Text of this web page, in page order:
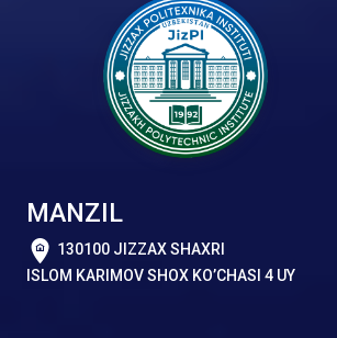
MANZIL
130100 JIZZAX SHAXRI
ISLOM KARIMOV SHOX KO’CHASI 4 UY